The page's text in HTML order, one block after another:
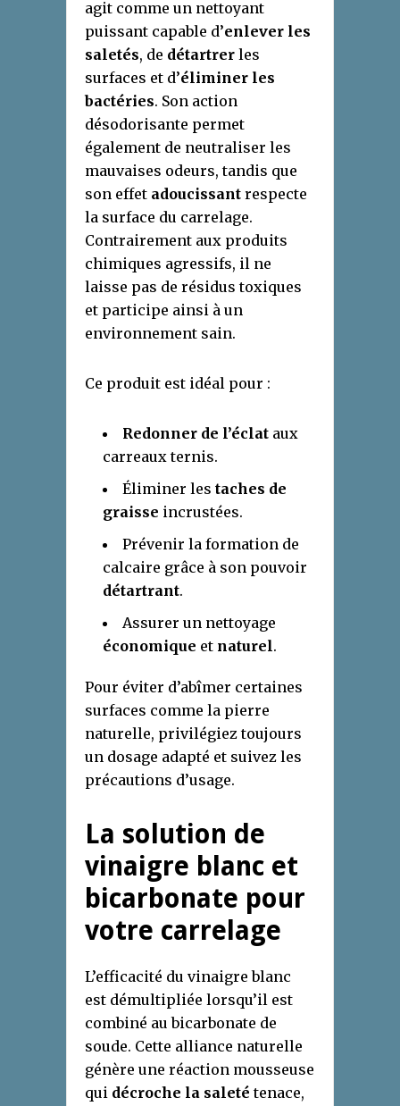
agit comme un nettoyant
puissant capable d’enlever les
saletés, de détartrer les
surfaces et d’éliminer les
bactéries. Son action
désodorisante permet
également de neutraliser les
mauvaises odeurs, tandis que
son effet adoucissant respecte
la surface du carrelage.
Contrairement aux produits
chimiques agressifs, il ne
laisse pas de résidus toxiques
et participe ainsi à un
environnement sain.
Ce produit est idéal pour :
Redonner de l’éclat aux
carreaux ternis.
Éliminer les taches de
graisse incrustées.
Prévenir la formation de
calcaire grâce à son pouvoir
détartrant.
Assurer un nettoyage
économique et naturel.
Pour éviter d’abîmer certaines
surfaces comme la pierre
naturelle, privilégiez toujours
un dosage adapté et suivez les
précautions d’usage.
La solution de
vinaigre blanc et
bicarbonate pour
votre carrelage
L’efficacité du vinaigre blanc
est démultipliée lorsqu’il est
combiné au bicarbonate de
soude. Cette alliance naturelle
génère une réaction mousseuse
qui décroche la saleté tenace,